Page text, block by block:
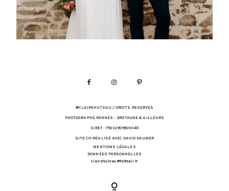
@CLAIREHUTEAU / DROITS RESERVES
PHOTOGRAPHE RENNES - BRETAGNE & AILLEURS
SIRET : 79032909800046
SITE CO-RÉALISÉ AVEC DAVID DAUMER
MENTIONS LÉGALES
DONNÉES PERSONNELLES
clairehuteau@hotmail.fr